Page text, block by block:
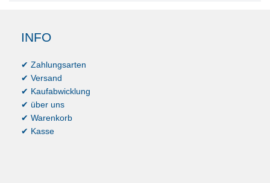
INFO
✔ Zahlungsarten
✔ Versand
✔ Kaufabwicklung
✔ über uns
✔ Warenkorb
✔ Kasse